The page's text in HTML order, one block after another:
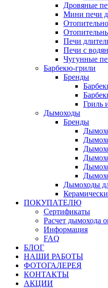
Дровяные
Мини печи
Печи
Печи с
Чугунные
Барбекю-грили
Бренды
Гриль
Дымоходы
Бренды
Дымоходы
ПОКУПАТЕЛЮ
Сертификаты
Расчет дымохода
Информация
FAQ
БЛОГ
НАШИ РАБОТЫ
ФОТОГАЛЕРЕЯ
КОНТАКТЫ
АКЦИИ